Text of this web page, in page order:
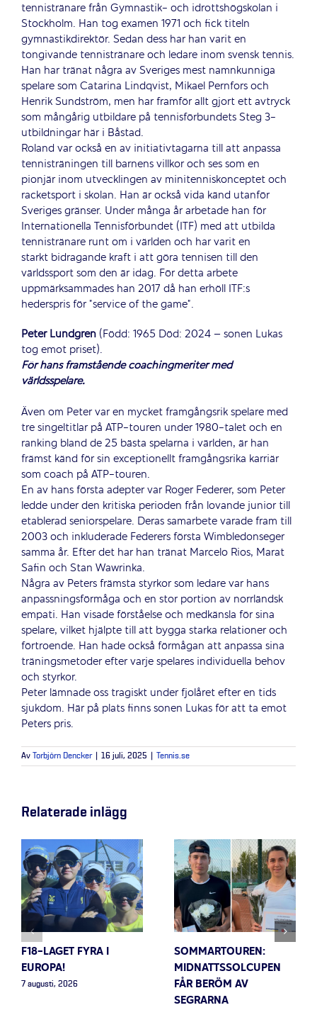
tennistränare från Gymnastik- och idrottshögskolan i
Stockholm. Han tog examen 1971 och fick titeln
gymnastikdirektör. Sedan dess har han varit en
tongivande tennistränare och ledare inom svensk tennis.
Han har tränat några av Sveriges mest namnkunniga
spelare som Catarina Lindqvist, Mikael Pernfors och
Henrik Sundström, men har framför allt gjort ett avtryck
som mångårig utbildare på tennisförbundets Steg 3-
utbildningar här i Båstad.
Roland var också en av initiativtagarna till att anpassa
tennisträningen till barnens villkor och ses som en
pionjär inom utvecklingen av minitenniskonceptet och
racketsport i skolan. Han är också vida känd utanför
Sveriges gränser. Under många år arbetade han för
Internationella Tennisförbundet (ITF) med att utbilda
tennistränare runt om i världen och har varit en
starkt bidragande kraft i att göra tennisen till den
världssport som den är idag. För detta arbete
uppmärksammades han 2017 då han erhöll ITF:s
hederspris för ”service of the game”.
Peter Lundgren (Född: 1965 Död: 2024 – sonen Lukas
tog emot priset).
För hans framstående coachingmeriter med
världsspelare.
Även om Peter var en mycket framgångsrik spelare med
tre singeltitlar på ATP-touren under 1980-talet och en
ranking bland de 25 bästa spelarna i världen, är han
främst känd för sin exceptionellt framgångsrika karriär
som coach på ATP-touren.
En av hans första adepter var Roger Federer, som Peter
ledde under den kritiska perioden från lovande junior till
etablerad seniorspelare. Deras samarbete varade fram till
2003 och inkluderade Federers första Wimbledonseger
samma år. Efter det har han tränat Marcelo Rios, Marat
Safin och Stan Wawrinka.
Några av Peters främsta styrkor som ledare var hans
anpassningsförmåga och en stor portion av norrländsk
empati. Han visade förståelse och medkänsla för sina
spelare, vilket hjälpte till att bygga starka relationer och
förtroende. Han hade också förmågan att anpassa sina
träningsmetoder efter varje spelares individuella behov
och styrkor.
Peter lämnade oss tragiskt under fjolåret efter en tids
sjukdom. Här på plats finns sonen Lukas för att ta emot
Peters pris.
Av Torbjörn Dencker 16 juli, 2025 Tennis.se
Relaterade inlägg
F18-LAGET FYRA I
EUROPA!
7 augusti, 2026
SOMMARTOUREN:
MIDNATTSSOLCUPEN
FÅR BERÖM AV
SEGRARNA